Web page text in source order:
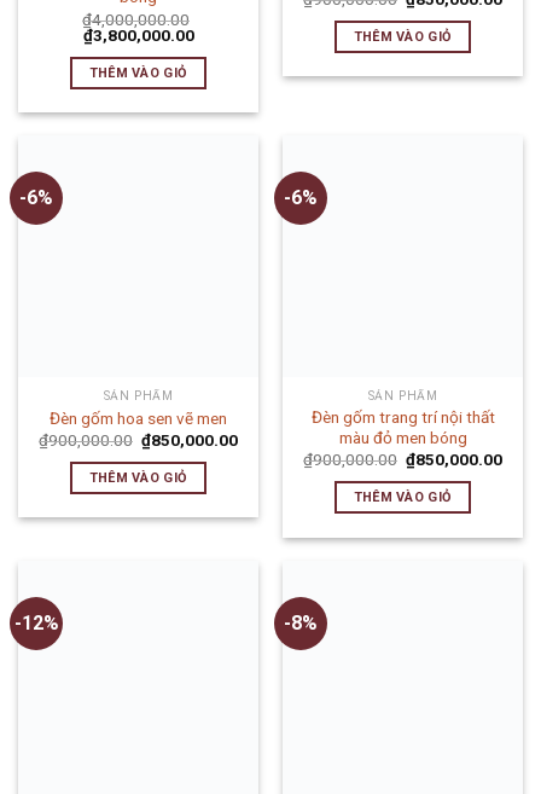
₫4,000,000.00
₫3,800,000.00
THÊM VÀO GIỎ
THÊM VÀO GIỎ
-6%
SẢN PHẨM
Đèn gốm hoa sen vẽ men
₫900,000.00 ₫850,000.00
THÊM VÀO GIỎ
-6%
SẢN PHẨM
Đèn gốm trang trí nội thất
màu đỏ men bóng
₫900,000.00 ₫850,000.00
THÊM VÀO GIỎ
-12% -8%